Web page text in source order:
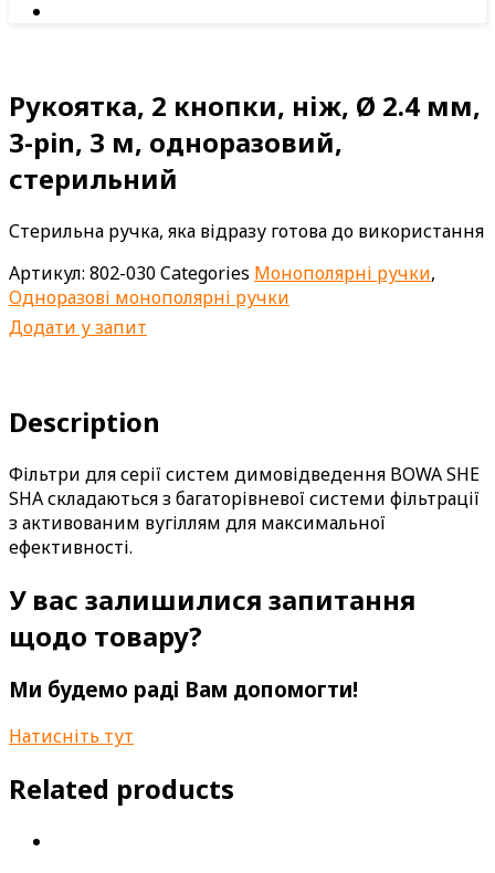
Рукоятка, 2 кнопки, ніж, Ø 2.4 мм,
3-pin, 3 м, одноразовий,
стерильний
Стерильна ручка, яка відразу готова до використання
Артикул: 802-030Categories Монополярні ручки,
Одноразові монополярні ручки
Додати у запит
Description
Фільтри для серії систем димовідведення BOWA SHE
SHA складаються з багаторівневої системи фільтрації
з активованим вугіллям для максимальної
ефективності.
У вас залишилися запитання
щодо товару?
Ми будемо раді Вам допомогти!
Натисніть тут
Related products